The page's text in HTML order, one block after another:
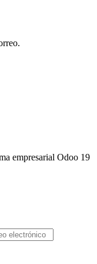
empresarial Odoo 19